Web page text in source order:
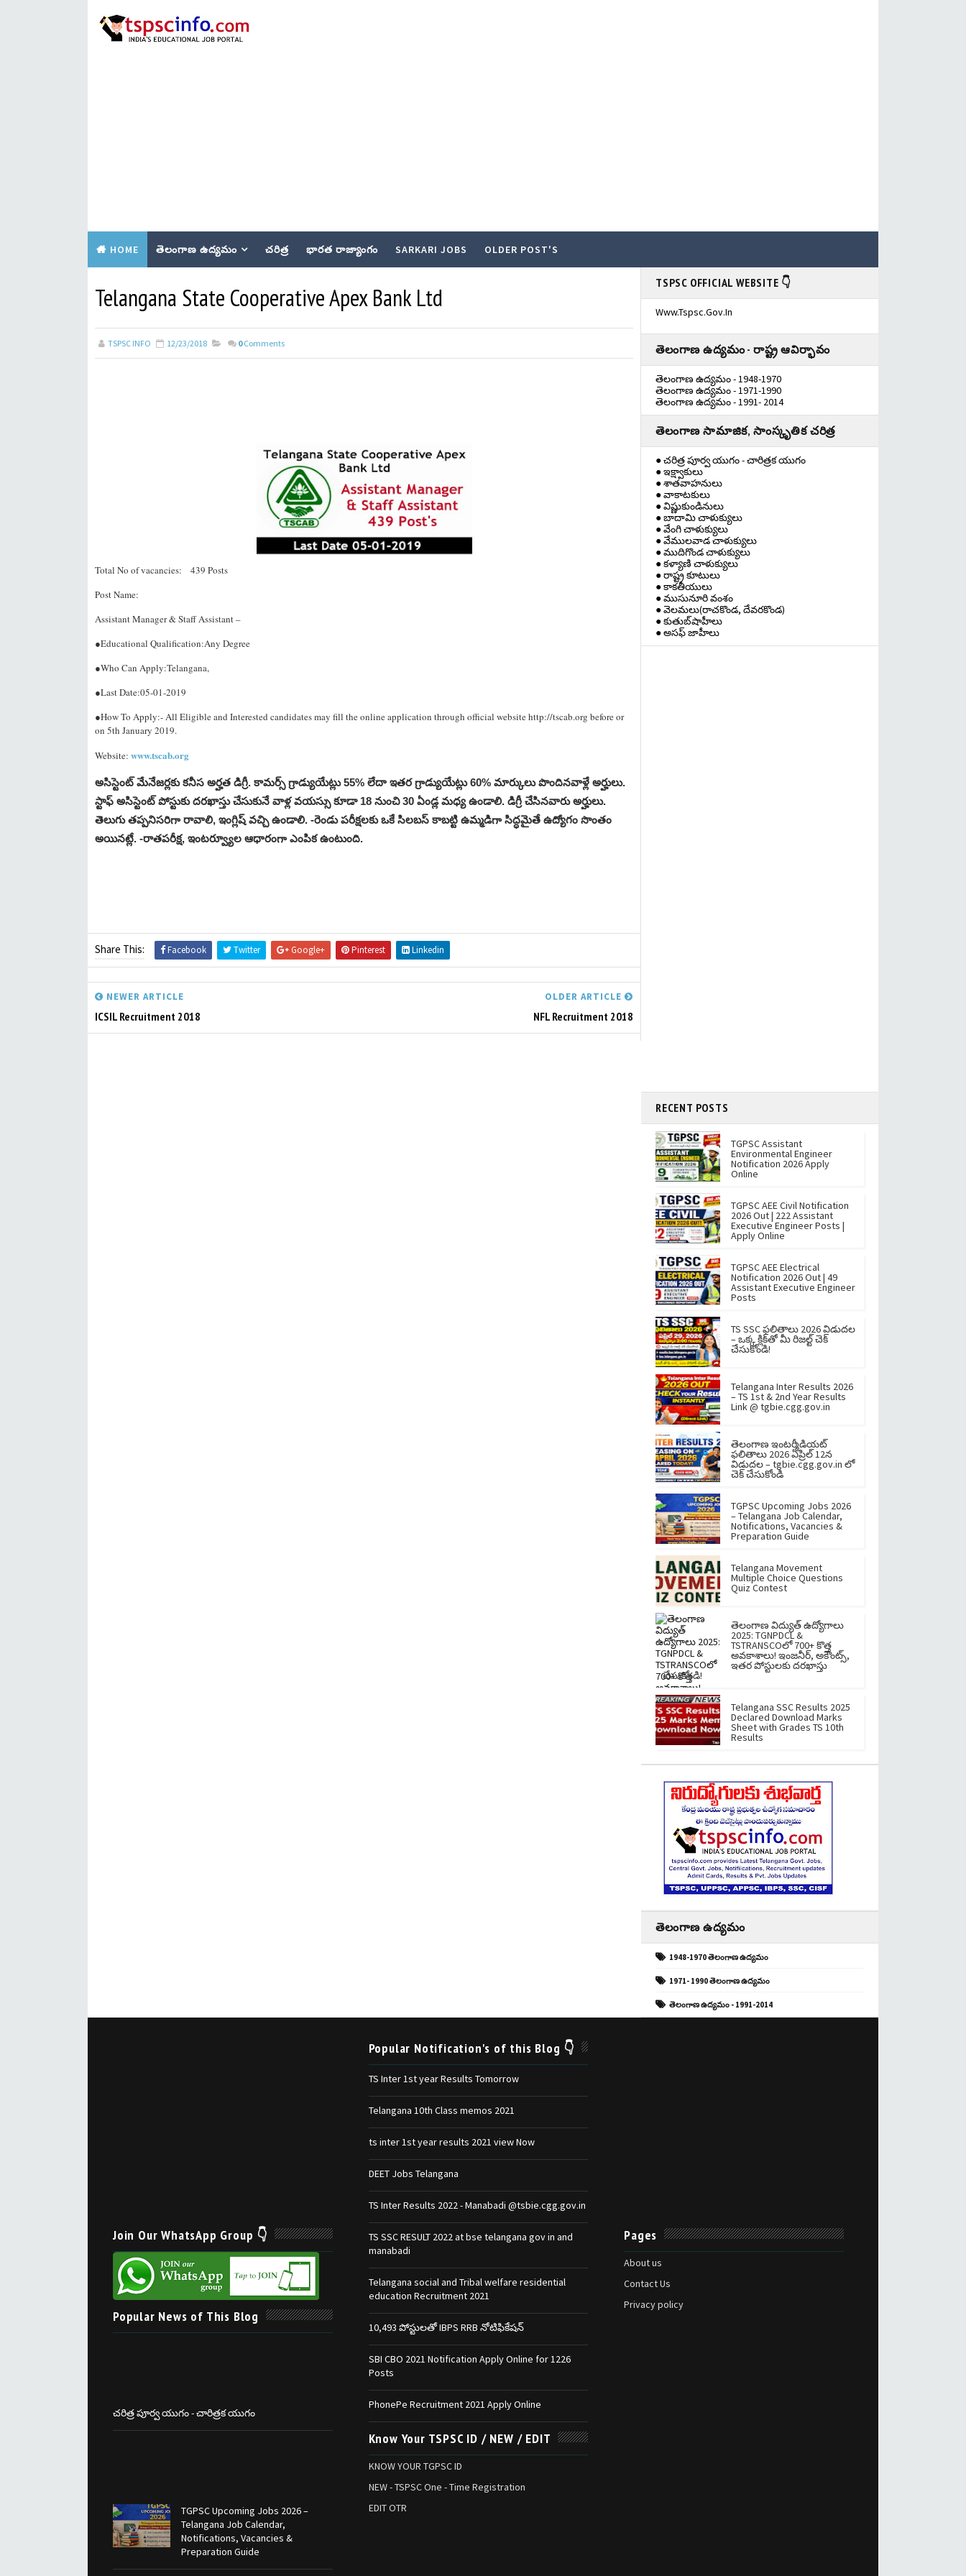
HOME తెలంగాణ ఉద్యమం చరిత్ర భారత రాజ్యాంగం SARKARI JOBS OLDER POST'S
Telangana State Cooperative Apex Bank Ltd
TSPSC INFO 12/23/2018 0 Comments
Total No of vacancies:
439 Posts
Post Name:
Assistant Manager & Staff Assistant –
●Educational Qualification:Any Degree
●Who Can Apply:Telangana,
●Last Date:05-01-2019
●How To Apply:- All Eligible and Interested candidates may fill the online application through official website http://tscab.org before or
on 5th January 2019.
Website: www.tscab.org
అసిస్టెంట్ మేనేజర్లకు కనీస అర్హత డిగ్రీ. కామర్స్ గ్రాడ్యుయేట్లు 55% లేదా ఇతర గ్రాడ్యుయేట్లు 60% మార్కులు పొందినవాళ్లే అర్హులు.
స్టాఫ్ అసిస్టెంట్ పోస్టుకు దరఖాస్తు చేసుకునే వాళ్ల వయస్సు కూడా 18 నుంచి 30 ఏండ్ల మధ్య ఉండాలి. డిగ్రీ చేసినవారు అర్హులు.
తెలుగు తప్పనిసరిగా రావాలి, ఇంగ్లిష్ వచ్చి ఉండాలి. -రెండు పరీక్షలకు ఒకే సిలబస్ కాబట్టి ఉమ్మడిగా సిద్ధమైతే ఉద్యోగం సొంతం
అయినట్లే. -రాతపరీక్ష, ఇంటర్వ్యూల ఆధారంగా ఎంపిక ఉంటుంది.
Share This: Facebook Twitter Google+ Pinterest Linkedin
NEWER ARTICLE
ICSIL Recruitment 2018
OLDER ARTICLE
NFL Recruitment 2018
TSPSC OFFICIAL WEBSITE 👇
Www.tspsc.gov.in
తెలంగాణ ఉద్యమం - రాష్ట్ర ఆవిర్భావం
తెలంగాణ ఉద్యమం - 1948-1970
తెలంగాణ ఉద్యమం - 1971-1990
తెలంగాణ ఉద్యమం - 1991- 2014
తెలంగాణ సామాజిక, సాంస్కృతిక చరిత్ర
● చరిత్ర పూర్వ యుగం - చారిత్రక యుగం
● ఇక్ష్వాకులు
● శాతవాహనులు
● వాకాటకులు
● విష్ణుకుండినులు
● బాదామి చాళుక్యులు
● వేంగి చాళుక్యులు
● వేములవాడ చాళుక్యులు
● ముదిగొండ చాళుక్యులు
● కళ్యాణి చాళుక్యులు
● రాష్ట్ర కూటులు
● కాకతీయులు
● ముసునూరి వంశం
● వెలమలు(రాచకొండ, దేవరకొండ)
● కుతుబ్‌షాహీలు
● అసఫ్ జాహీలు
RECENT POSTS
TGPSC Assistant
Environmental Engineer
Notification 2026 Apply
Online
TGPSC AEE Civil Notification
2026 Out | 222 Assistant
Executive Engineer Posts |
Apply Online
TGPSC AEE Electrical
Notification 2026 Out | 49
Assistant Executive Engineer
Posts
TS SSC ఫలితాలు 2026 విడుదల
– ఒక్క క్లిక్‌తో మీ రిజల్ట్ చెక్
చేసుకోండి!
Telangana Inter Results 2026
– TS 1st & 2nd Year Results
Link @ tgbie.cgg.gov.in
తెలంగాణ ఇంటర్మీడియట్
ఫలితాలు 2026 ఏప్రిల్ 12న
విడుదల – tgbie.cgg.gov.in లో
చెక్ చేసుకోండి
TGPSC Upcoming Jobs 2026
– Telangana Job Calendar,
Notifications, Vacancies &
Preparation Guide
Telangana Movement
Multiple Choice Questions
Quiz Contest
తెలంగాణ విద్యుత్ ఉద్యోగాలు
2025: TGNPDCL &
TSTRANSCOలో 700+ కొత్త
అవకాశాలు! ఇంజనీర్, అకౌంట్స్,
ఇతర పోస్టులకు దరఖాస్తు
చేసుకోండి!
Telangana SSC Results 2025
Declared Download Marks
Sheet with Grades TS 10th
Results
తెలంగాణ ఉద్యమం
1948-1970 తెలంగాణ ఉద్యమం
1971- 1990 తెలంగాణ ఉద్యమం
తెలంగాణ ఉద్యమం - 1991-2014
Join Our WhatsApp Group 👇
Popular News of This Blog
చరిత్ర పూర్వ యుగం - చారిత్రక యుగం
TGPSC Upcoming Jobs 2026 –
Telangana Job Calendar,
Notifications, Vacancies &
Preparation Guide
Popular Notification's of this Blog 👇
TS Inter 1st year Results Tomorrow
Telangana 10th Class memos 2021
ts inter 1st year results 2021 view Now
DEET Jobs Telangana
TS Inter Results 2022 - Manabadi @tsbie.cgg.gov.in
TS SSC RESULT 2022 at bse telangana gov in and
manabadi
Telangana social and Tribal welfare residential
education Recruitment 2021
10,493 పోస్టులతో IBPS RRB నోటిఫికేషన్‌
SBI CBO 2021 Notification Apply Online for 1226
Posts
PhonePe Recruitment 2021 Apply Online
Know Your TSPSC ID / NEW / EDIT
KNOW YOUR TGPSC ID
NEW - TSPSC One - Time Registration
EDIT OTR
Pages
About us
Contact Us
Privacy policy